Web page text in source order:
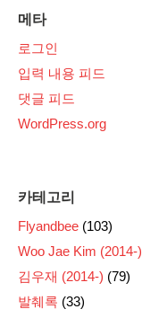
메타
로그인
입력 내용 피드
댓글 피드
WordPress.org
카테고리
Flyandbee (103)
Woo Jae Kim (2014-)
김우재 (2014-) (79)
발췌록 (33)